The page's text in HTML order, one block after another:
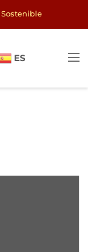
Sostenible
ES